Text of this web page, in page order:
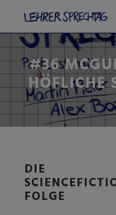
24. September
#36
HÖFLICHE
DIE
FOLGE